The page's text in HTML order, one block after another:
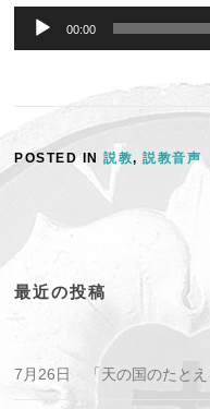
プ
ー
00:00
POSTED IN説教,説教音声
最近の投稿
7月26日 「天の国のたと